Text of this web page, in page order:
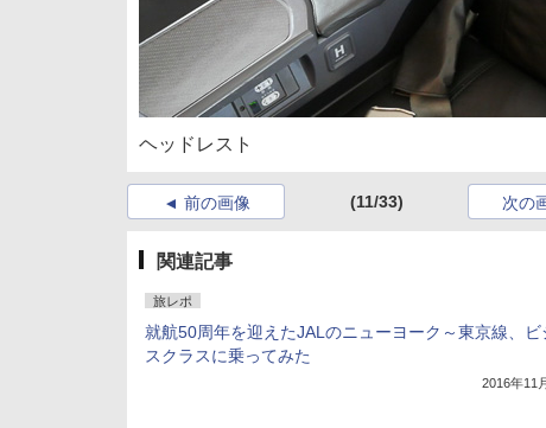
ヘッドレスト
前の画像 (11/33) 次の
関連記事
旅レポ
就航50周年を迎えたJALのニューヨーク～東京線、ビ
スクラスに乗ってみた
2016年11